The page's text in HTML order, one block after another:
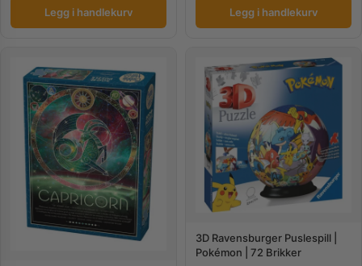
Legg i handlekurv
Legg i handlekurv
3D Ravensburger Puslespill |
Pokémon | 72 Brikker